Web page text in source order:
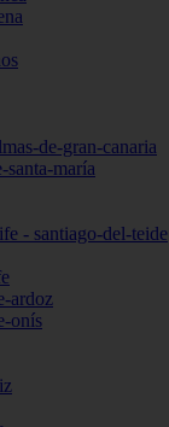
de-gran-canaria
santa-maría
- santiago-del-teide
ardoz
onís